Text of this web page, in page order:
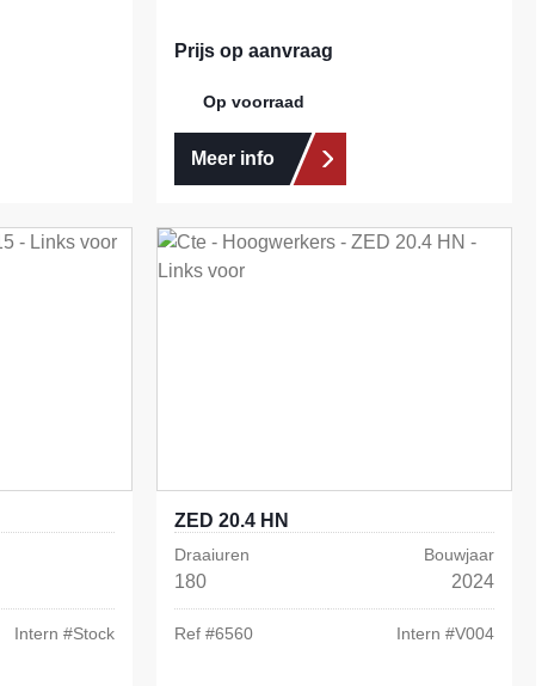
Prijs op aanvraag
Op voorraad
Meer info
Intern #Stock
ZED 20.4 HN
Draaiuren
180
Bouwjaar
2024
Ref #6560 Intern #V004